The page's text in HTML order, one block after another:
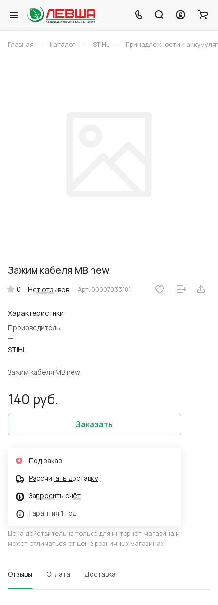
Главная – Каталог – STIHL – Принадлежности к
Зажим кабеля MB new
0 Нет отзывов Арт. 00007033101
Характеристики
Производитель
—
STIHL
Зажим кабеля MB new
140 руб.
Заказать
Под заказ
Рассчитать доставку
Запросить счёт
Гарантия 1 год
Цена действительна только для интернет-магазина и
может отличаться от цен в розничных магазинах
Отзывы Оплата Доставка